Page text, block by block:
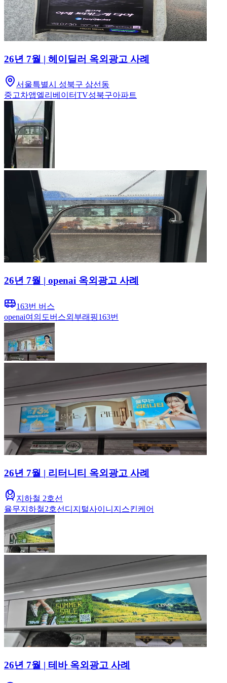
26년 7월 | 헤이딜러 옥외광고 사례
서울특별시 성북구 삼선동
중고차앱엘리베이터TV성북구아파트
26년 7월 | openai 옥외광고 사례
163번 버스
openai여의도버스외부래핑163번
26년 7월 | 리터니티 옥외광고 사례
지하철 2호선
율무지하철2호선 디지털사이니지 스킨케어
26년 7월 | 테바 옥외광고 사례